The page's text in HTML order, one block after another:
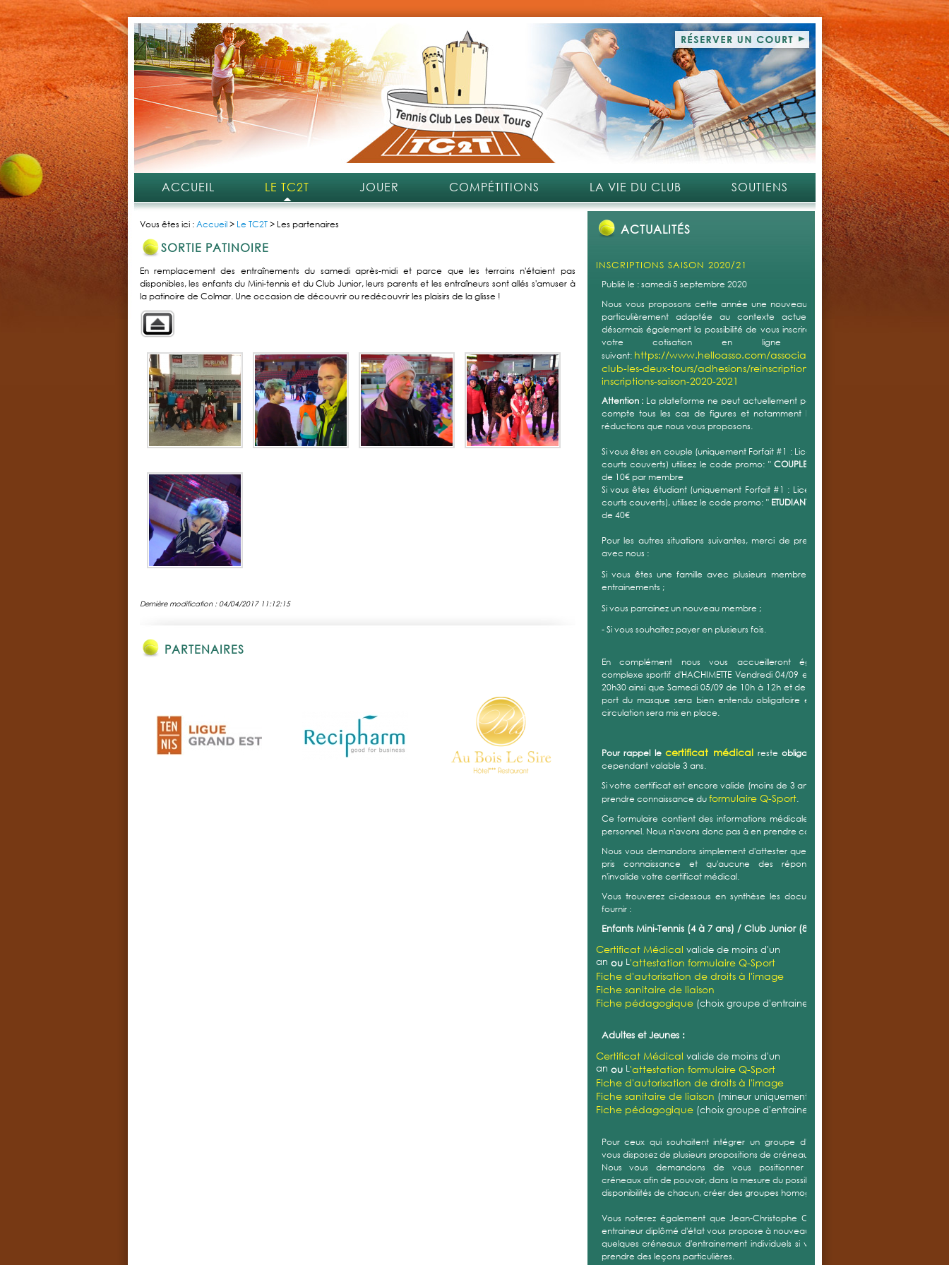
ACCUEIL LE TC2T JOUER COMPÉTITIONS LA VIE DU CLUB SOUTIENS
Vous êtes ici :Accueil> Le TC2T> Les partenaires
SORTIE PATINOIRE
En remplacement des entraînements du samedi après-midi et parce que les terrains n'étaient pas
disponibles, les enfants du Mini-tennis et du Club Junior, leurs parents et les entraîneurs sont allés s'amuser à
la patinoire de Colmar. Une occasion de découvrir ou redécouvrir les plaisirs de la glisse !
Dernière modification : 04/04/2017 11:12:15
PARTENAIRES
ACTUALITÉS
INSCRIPTIONS SAISON 2020/21
Publié le : samedi 5 septembre 2020
Nous vous proposons cette année une nouveauté qui s'avère
particulièrement adaptée au contexte actuel. Vous avez
désormais également la possibilité de vous inscrire et de régler
votre cotisation en ligne au lien
suivant: https://www.helloasso.com/associations/tennis-
club-les-deux-tours/adhesions/reinscriptions-
inscriptions-saison-2020-2021
Attention : La plateforme ne peut actuellement pas prendre en
compte tous les cas de figures et notamment les différentes
réductions que nous vous proposons.
Si vous êtes en couple (uniquement Forfait #1 : Licence + Accès
courts couverts) utilisez le code promo: "COUPLE "
de 10€ par membre
Si vous êtes étudiant (uniquement Forfait #1 : Licence + Accès
courts couverts), utilisez le code promo: " ETUDIANT "
de 40€
Pour les autres situations suivantes, merci de prendre contact
avec nous :
Si vous êtes une famille avec plusieurs membres avec forfait
entrainements ;
Si vous parrainez un nouveau membre ;
- Si vous souhaitez payer en plusieurs fois.
En complément nous vous accueilleront également au
complexe sportif d'HACHIMETTE Vendredi 04/09 entre 17h30 et
20h30 ainsi que Samedi 05/09 de 10h à 12h et de 14h à 16h. Le
port du masque sera bien entendu obligatoire et un sens de
circulation sera mis en place.
Pour rappel lecertificat médical resteobligatoire
cependant valable 3 ans.
Si votre certificat est encore valide (moins de 3 ans) vous devez
prendre connaissance duformulaire Q-Sport.
Ce formulaire contient des informations médicales et est donc
personnel. Nous n'avons donc pas à en prendre connaissance.
Nous vous demandons simplement d'attester que vous en avez
pris connaissance et qu'aucune des réponses (positive)
n'invalide votre certificat médical.
Vous trouverez ci-dessous en synthèse les documents à nous
fournir :
Enfants Mini-Tennis (4 à 7 ans) / Club Junior (8 à 13 ans) :
Certificat Médical valide de moins d'un
an ouL'attestation formulaire Q-Sport
Fiche d'autorisation de droits à l'image
Fiche sanitaire de liaison
Fiche pédagogique(choix groupe d'entrainement)
Adultes et Jeunes :
Certificat Médical valide de moins d'un
an ouL'attestation formulaire Q-Sport
Fiche d'autorisation de droits à l'image
Fiche sanitaire de liaison (mineur uniquement)
Fiche pédagogique(choix groupe d'entrainement)
Pour ceux qui souhaitent intégrer un groupe d'entrainement,
vous disposez de plusieurs propositions de créneaux.
Nous vous demandons de vous positionner sur plusieurs
créneaux afin de pouvoir, dans la mesure du possible et selon les
disponibilités de chacun, créer des groupes homogènes.
Vous noterez également que Jean-Christophe CORDIER notre
entraineur diplômé d'état vous propose à nouveau cette année
quelques créneaux d'entrainement individuels si vous souhaitez
prendre des leçons particulières.